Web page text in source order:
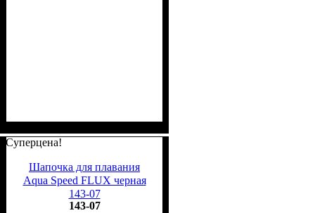
Суперцена!
Шапочка для плавания
Aqua Speed FLUX черная
143-07
143-07